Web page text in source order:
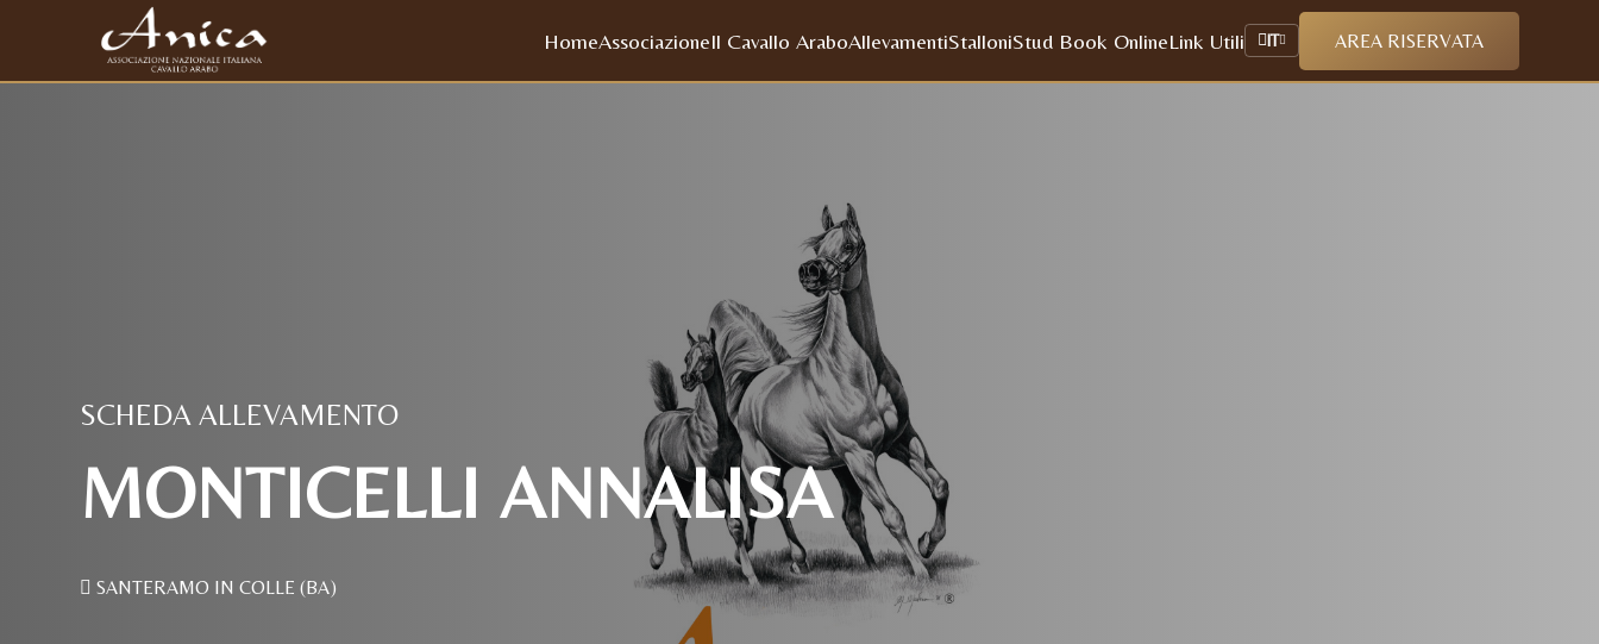
HomeAssociazioneIl Cavallo AraboAllevamentiStalloniStud Book OnlineLink Utili IT AREA RISERVATA
SCHEDA ALLEVAMENTO
MONTICELLI ANNALISA
SANTERAMO IN COLLE (BA)